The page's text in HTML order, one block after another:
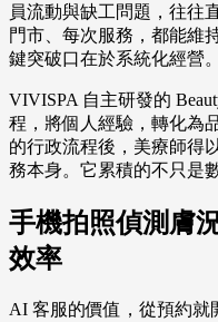
員流動與缺工問題，往往
門市、每次服務，都能維
鍵突破口在於系統化經營。
VIVISPA 自主研發的
程，將個人經驗，轉化為
的行政流程後，美療師得
務本身。它累積的不只是
手機拍照偵測膚
效率
AI 客服的價值，從預約就